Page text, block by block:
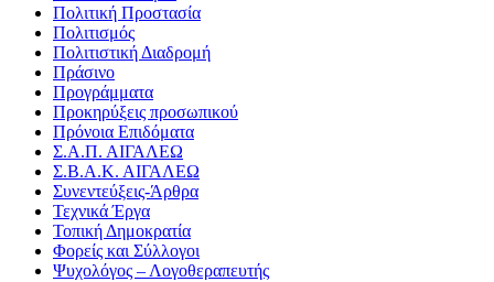
Πολιτική Προστασία
Πολιτισμός
Πολιτιστική Διαδρομή
Πράσινο
Προγράμματα
Προκηρύξεις προσωπικού
Πρόνοια Επιδόματα
Σ.Α.Π. ΑΙΓΑΛΕΩ
Σ.Β.Α.Κ. ΑΙΓΑΛΕΩ
Συνεντεύξεις-Άρθρα
Τεχνικά Έργα
Τοπική Δημοκρατία
Φορείς και Σύλλογοι
Ψυχολόγος – Λογοθεραπευτής